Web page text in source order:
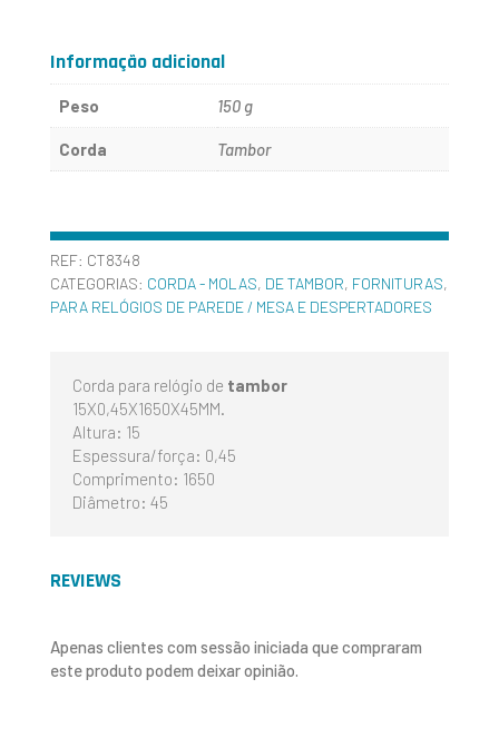
Informação adicional
Peso 150 g
Corda Tambor
REF: CT8348
CATEGORIAS: CORDA - MOLAS, DE TAMBOR, FORNITURAS,
PARA RELÓGIOS DE PAREDE / MESA E DESPERTADORES
Corda para relógio de tambor
15X0,45X1650X45MM.
Altura: 15
Espessura/força: 0,45
Comprimento: 1650
Diâmetro: 45
REVIEWS
Apenas clientes com sessão iniciada que compraram
este produto podem deixar opinião.